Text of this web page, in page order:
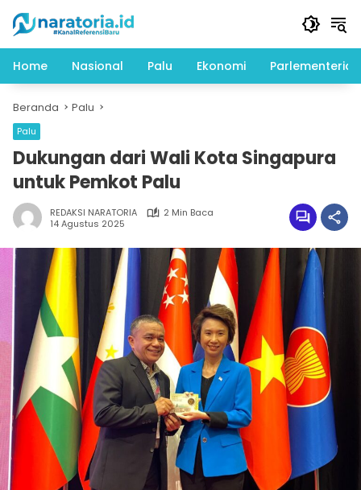
konten
Home
Nasional Palu Ekonomi Parlementeria
Beranda Palu
Palu
Dukungan dari Wali Kota Singapura
untuk Pemkot Palu
REDAKSI NARATORIA
2 Min Baca
14 Agustus 2025